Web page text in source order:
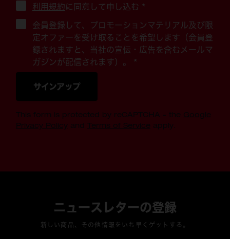
利用規約に同意して申し込む *
会員登録して、プロモーションマテリアル及び限
定オファーを受け取ることを希望します（会員登
録されますと、当社の宣伝・広告を含むメールマ
ガジンが配信されます）。 *
サインアップ
This form is protected by reCAPTCHA - the Google
Privacy Policyand Terms of Service apply.
ニュースレターの登録
新しい商品、その他情報をいち早くゲットする。